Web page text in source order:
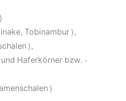
Tobinambur),
Haferkörner bzw. -